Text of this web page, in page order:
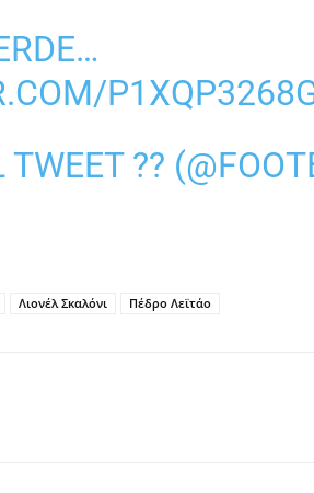
??
Λιονέλ Σκαλόνι Πέδρο Λεϊτάο